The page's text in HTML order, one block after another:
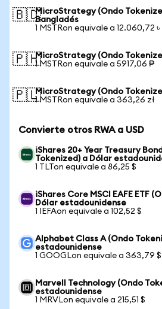
🇧🇩MicroStrategy (Ondo
Bangladés
1 MSTRon equivale a 12.060,72 ৳
🇵🇭MicroStrategy (Ondo
1 MSTRon equivale a 5917,06 ₱
🇵🇱MicroStrategy (Ondo
1 MSTRon equivale a 363,26 zł
Convierte otros RWA a USD
iShares 20+ Year Treasury
Tokenized) a Dólar
1 TLTon equivale a 86,25 $
iShares Core MSCI EAFE ETF
Dólar estadounidense
1 IEFAon equivale a 102,52 $
Alphabet Class A (Ondo
estadounidense
1 GOOGLon equivale a 363,79 $
Marvell Technology (Ondo
estadounidense
1 MRVLon equivale a 215,51 $